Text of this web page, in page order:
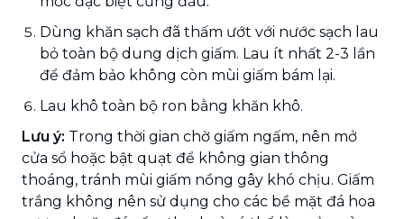
Dùng khăn sạch đã thấm ướt với nước sạch lau
bỏ toàn bộ dung dịch giấm. Lau ít nhất 2-3 lần
để đảm bảo không còn mùi giấm bám lại.
Lau khô toàn bộ ron bằng khăn khô.
Lưu ý: Trong thời gian chờ giấm ngấm, nên mở
cửa sổ hoặc bật quạt để không gian thông
thoáng, tránh mùi giấm nồng gây khó chịu. Giấm
trắng không nên sử dụng cho các bề mặt đá hoa